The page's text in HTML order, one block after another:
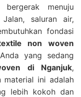
menuju
saluran air,
fondasi
non woven
yang sedang
di Nganjuk,
material ini adalah
lebih kokoh dan